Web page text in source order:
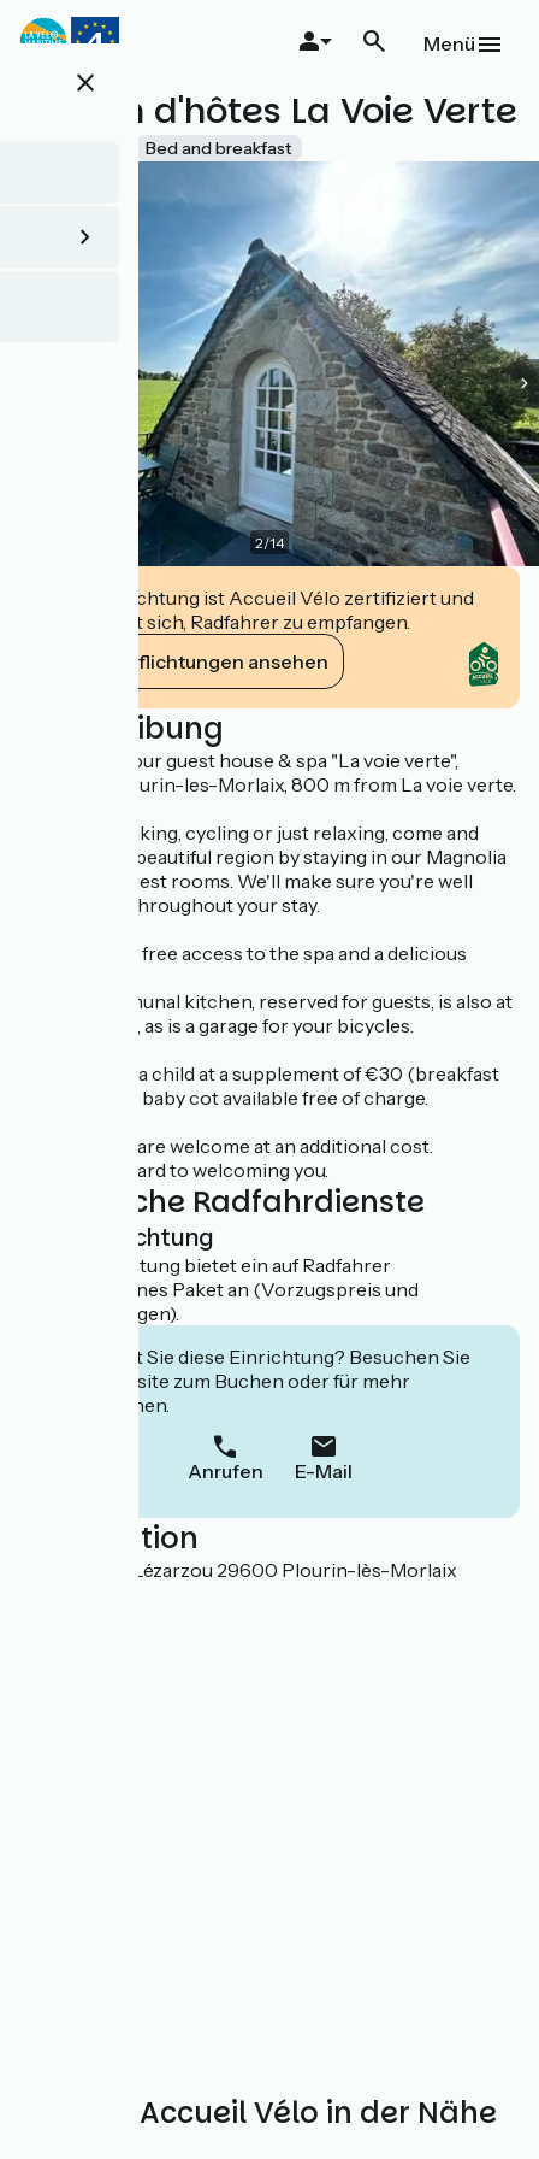
Direkt
zum
close
Menü
Maison d'hôtes La Voie Verte
Bed and breakfast
2/14
Diese Einrichtung ist Accueil Vélo zertifiziert und
verpflichtet sich, Radfahrer zu empfangen.
Ihre Verpflichtungen ansehen
Beschreibung
Welcome to our guest house & spa "La voie verte",
located in Plourin-les-Morlaix, 800 m from La voie verte.
If you enjoy hiking, cycling or just relaxing, come and
discover our beautiful region by staying in our Magnolia
or Camélia guest rooms. We'll make sure you're well
looked after throughout your stay.
You will enjoy free access to the spa and a delicious
A small communal kitchen, reserved for guests, is also at
your disposal, as is a garage for your bicycles.
Extra bed for a child at a supplement of €30 (breakfast
included) and baby cot available free of charge.
Trained dogs are welcome at an additional cost.
We look forward to welcoming you.
Zusätzliche Radfahrdienste
Übernachtung
Diese Einrichtung bietet ein auf Radfahrer
zugeschnittenes Paket an (Vorzugspreis und
Zusatzleistungen).
Interessiert Sie diese Einrichtung? Besuchen Sie
deren Website zum Buchen oder für mehr
Informationen.
Anrufen E-Mail
Localisation
580 Lieu-dit Lézarzou 29600 Plourin-lès-Morlaix
Weitere Accueil Vélo in der Nähe